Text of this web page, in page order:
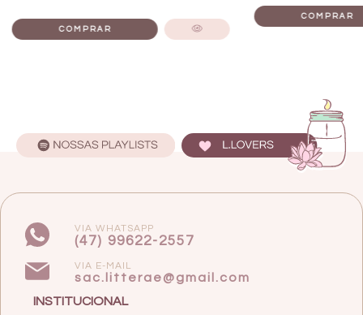
VIA WHATSAPP
(47) 99622-2557
VIA E-MAIL
sac.litterae@gmail.com
INSTITUCIONAL